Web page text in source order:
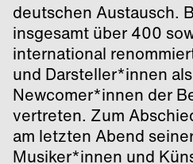
deutschen Austausch.
insgesamt über 400
international
und Darsteller*innen
Newcomer*innen der
vertreten. Zum
am letzten Abend
Musiker*innen und